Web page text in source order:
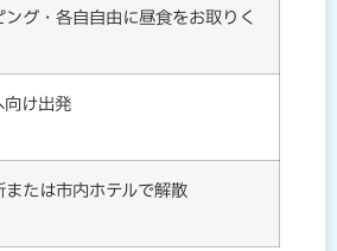
ング・各自自由に昼食をお取りく
向け出発
または市内ホテルで解散